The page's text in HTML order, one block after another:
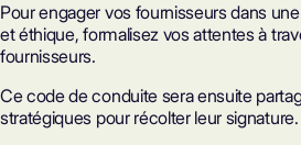
Pour engager vos fournisseurs dans
et éthique, formalisez vos attentes à
fournisseurs.
Ce code de conduite sera ensuite
stratégiques pour récolter leur signature.